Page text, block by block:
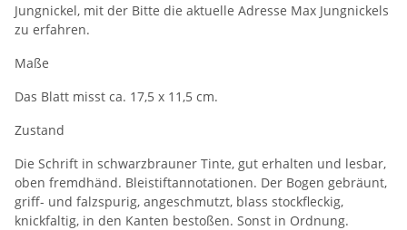
Jungnickel, mit der Bitte die aktuelle Adresse Max Jungnickels
zu erfahren.
Maße
Das Blatt misst ca. 17,5 x 11,5 cm.
Zustand
Die Schrift in schwarzbrauner Tinte, gut erhalten und lesbar,
oben fremdhänd. Bleistiftannotationen. Der Bogen gebräunt,
griff- und falzspurig, angeschmutzt, blass stockfleckig,
knickfaltig, in den Kanten bestoßen. Sonst in Ordnung.